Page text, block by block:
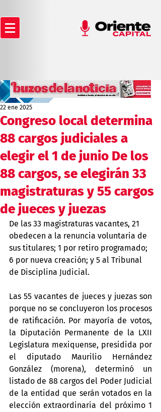
Congreso local determina
88 cargos judiciales a
elegir el 1 de junio De los
88 cargos, se elegirán 33
magistraturas y 55 cargos
de jueces y juezas
22 ene 2025
De las 33 magistraturas vacantes, 21
obedecen a la renuncia voluntaria de
sus titulares; 1 por retiro programado;
6 por nueva creación; y 5 al Tribunal
de Disciplina Judicial.
Las 55 vacantes de jueces y juezas son
porque no se concluyeron los procesos
de ratificación. Por mayoría de votos,
la Diputación Permanente de la LXII
Legislatura mexiquense, presidida por
el diputado Maurilio Hernández
González (morena), determinó un
listado de 88 cargos del Poder Judicial
de la entidad que serán votados en la
elección extraordinaria del próximo 1